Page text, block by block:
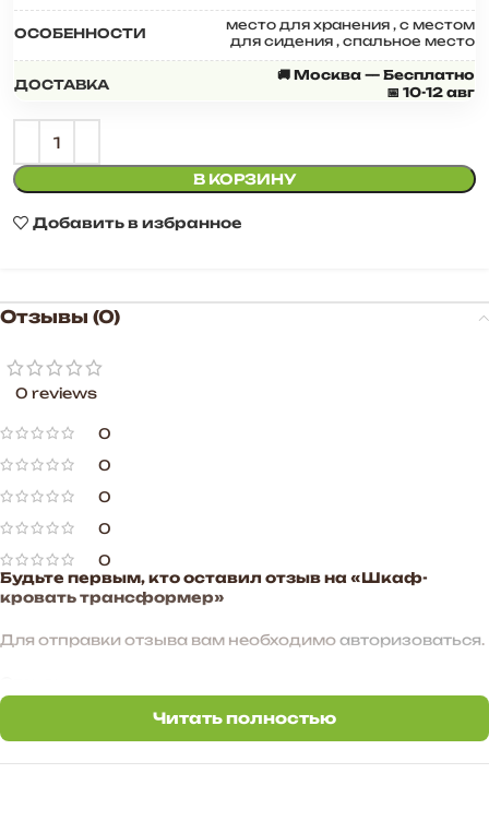
ОСОБЕННОСТИ место для хранения , с местом
для сидения , спальное место
ДОСТАВКА
🚚 Москва — Бесплатно
📅 10-12 авг
В КОРЗИНУ
Добавить в избранное
Отзывы (0)
0 reviews
0
0
0
0
0
Будьте первым, кто оставил отзыв на «Шкаф-
кровать трансформер»
Для отправки отзыва вам необходимоавторизоваться.
Читать полностью